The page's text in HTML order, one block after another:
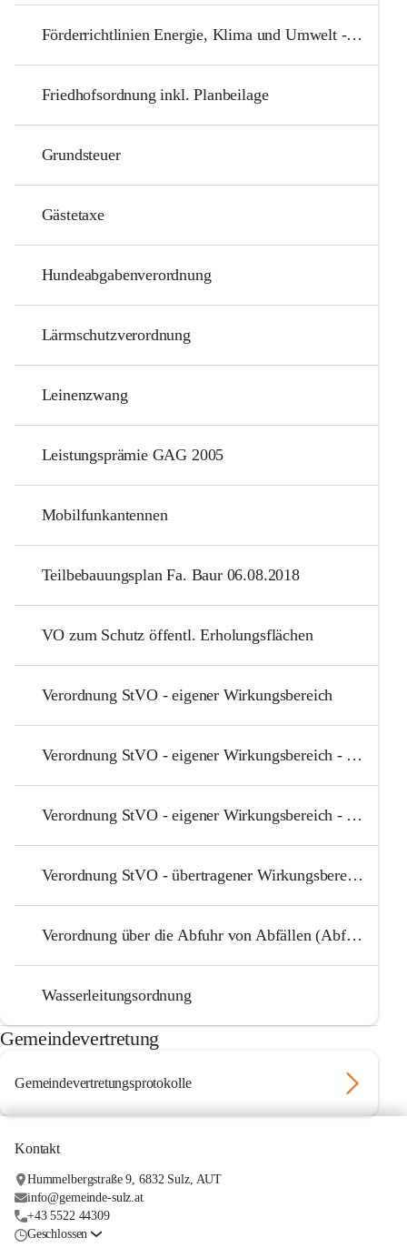
Förderrichtlinien Energie, Klima und Umwelt - 2024
Friedhofsordnung inkl. Planbeilage
Grundsteuer
Gästetaxe
Hundeabgabenverordnung
Lärmschutzverordnung
Leinenzwang
Leistungsprämie GAG 2005
Mobilfunkantennen
Teilbebauungsplan Fa. Baur 06.08.2018
VO zum Schutz öffentl. Erholungsflächen
Verordnung StVO - eigener Wirkungsbereich
Verordnung StVO - eigener Wirkungsbereich - Anlage 1 Begegnungszone Kindercampus
Verordnung StVO - eigener Wirkungsbereich - Anlage 2 - Begegnungszone Schwimmbad
Verordnung StVO - übertragener Wirkungsbereich
Verordnung über die Abfuhr von Abfällen (Abfuhrordnung)
Wasserleitungsordnung
Gemeindevertretung
Gemeindevertretungsprotokolle
Kontakt
Hummelbergstraße 9, 6832 Sulz, AUT
info@gemeinde-sulz.at
+43 5522 44309
Geschlossen